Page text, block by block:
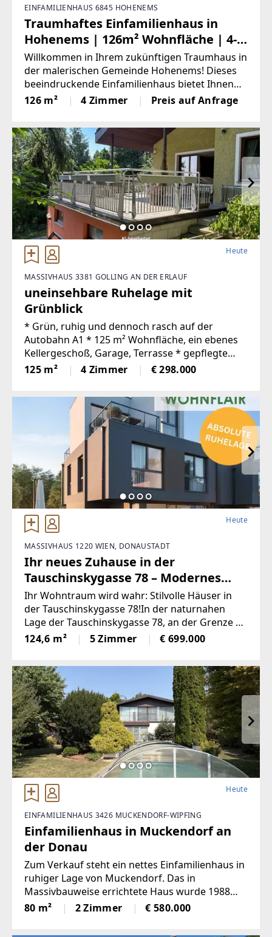
EINFAMILIENHAUS 6845 HOHENEMS
Traumhaftes Einfamilienhaus in
Hohenems | 126m² Wohnfläche | 4-
Zimmer | 2 Terrassen mit 100m²
Gesamtfläche | moderne
Einrichtung | großes Carport
Willkommen in Ihrem zukünftigen Traumhaus in
der malerischen Gemeinde Hohenems! Dieses
beeindruckende Einfamilienhaus bietet Ihnen
nicht nur eine hochwertige Ausstattung,
sondern auch einen Lebensstil, der keine
126 m² 4 Zimmer Preis auf Anfrage
Heute
MASSIVHAUS 3381 GOLLING AN DER ERLAUF
uneinsehbare Ruhelage mit
Grünblick
* Grün, ruhig und dennoch rasch auf der
Autobahn A1 * 125 m² Wohnfläche, ein ebenes
Kellergeschoß, Garage, Terrasse * gepflegte
Bausubstand, gefällige GartenanlageDieses
großzügige Haus passt perfekt zu einer Familie
125 m² 4 Zimmer € 298.000
Heute
MASSIVHAUS 1220 WIEN, DONAUSTADT
Ihr neues Zuhause in der
Tauschinskygasse 78 – Modernes
Wohnen an der Stadtgrenze!
Ihr Wohntraum wird wahr: Stilvolle Häuser in
der Tauschinskygasse 78!In der naturnahen
Lage der Tauschinskygasse 78, an der Grenze zu
Groß-Enzersdorf, entsteht ein exklusives
Neubauprojekt bestehend aus einem
124,6 m² 5 Zimmer € 699.000
Heute
EINFAMILIENHAUS 3426 MUCKENDORF-WIPFING
Einfamilienhaus in Muckendorf an
der Donau
Zum Verkauf steht ein nettes Einfamilienhaus in
ruhiger Lage von Muckendorf. Das in
Massivbauweise errichtete Haus wurde 1988
erbaut und verfügt über eine
Vollwärmeschutzfassade. Die verbaute Fläche
80 m² 2 Zimmer € 580.000